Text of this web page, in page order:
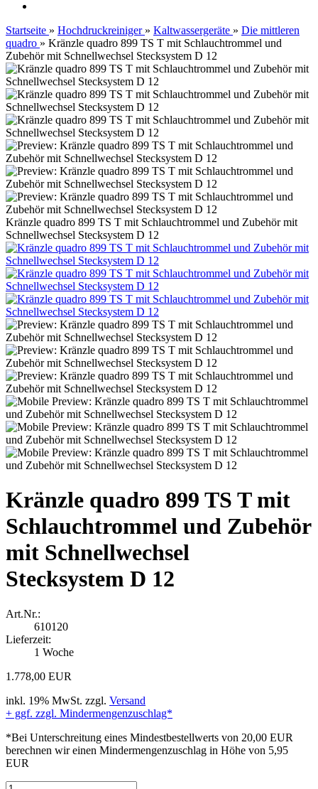
Startseite » Hochdruckreiniger » Kaltwassergeräte » Die mittleren
quadro » Kränzle quadro 899 TS T mit Schlauchtrommel und
Zubehör mit Schnellwechsel Stecksystem D 12
Kränzle quadro 899 TS T mit Schlauchtrommel und Zubehör mit
Schnellwechsel Stecksystem D 12
Kränzle quadro 899 TS T mit
Schlauchtrommel und Zubehör
mit Schnellwechsel
Stecksystem D 12
Art.Nr.:
610120
Lieferzeit:
1 Woche
1.778,00 EUR
inkl. 19% MwSt. zzgl. Versand
+ ggf. zzgl. Mindermengenzuschlag*
*Bei Unterschreitung eines Mindestbestellwerts von 20,00 EUR
berechnen wir einen Mindermengenzuschlag in Höhe von 5,95
EUR